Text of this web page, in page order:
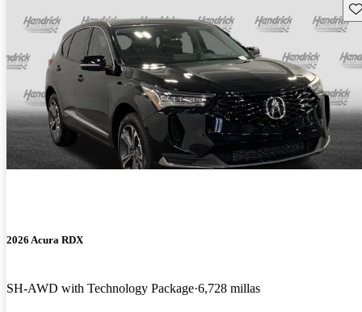
2026 Acura RDX
SH-AWD with Technology Package 6,728 millas